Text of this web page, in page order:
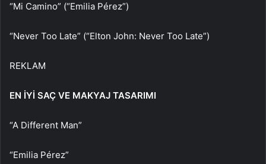
“Mi Camino” (“Emilia Pérez”)
“Never Too Late” (“Elton John: Never Too Late”)
REKLAM
EN İYİ SAÇ VE MAKYAJ TASARIMI
“A Different Man”
“Emilia Pérez”